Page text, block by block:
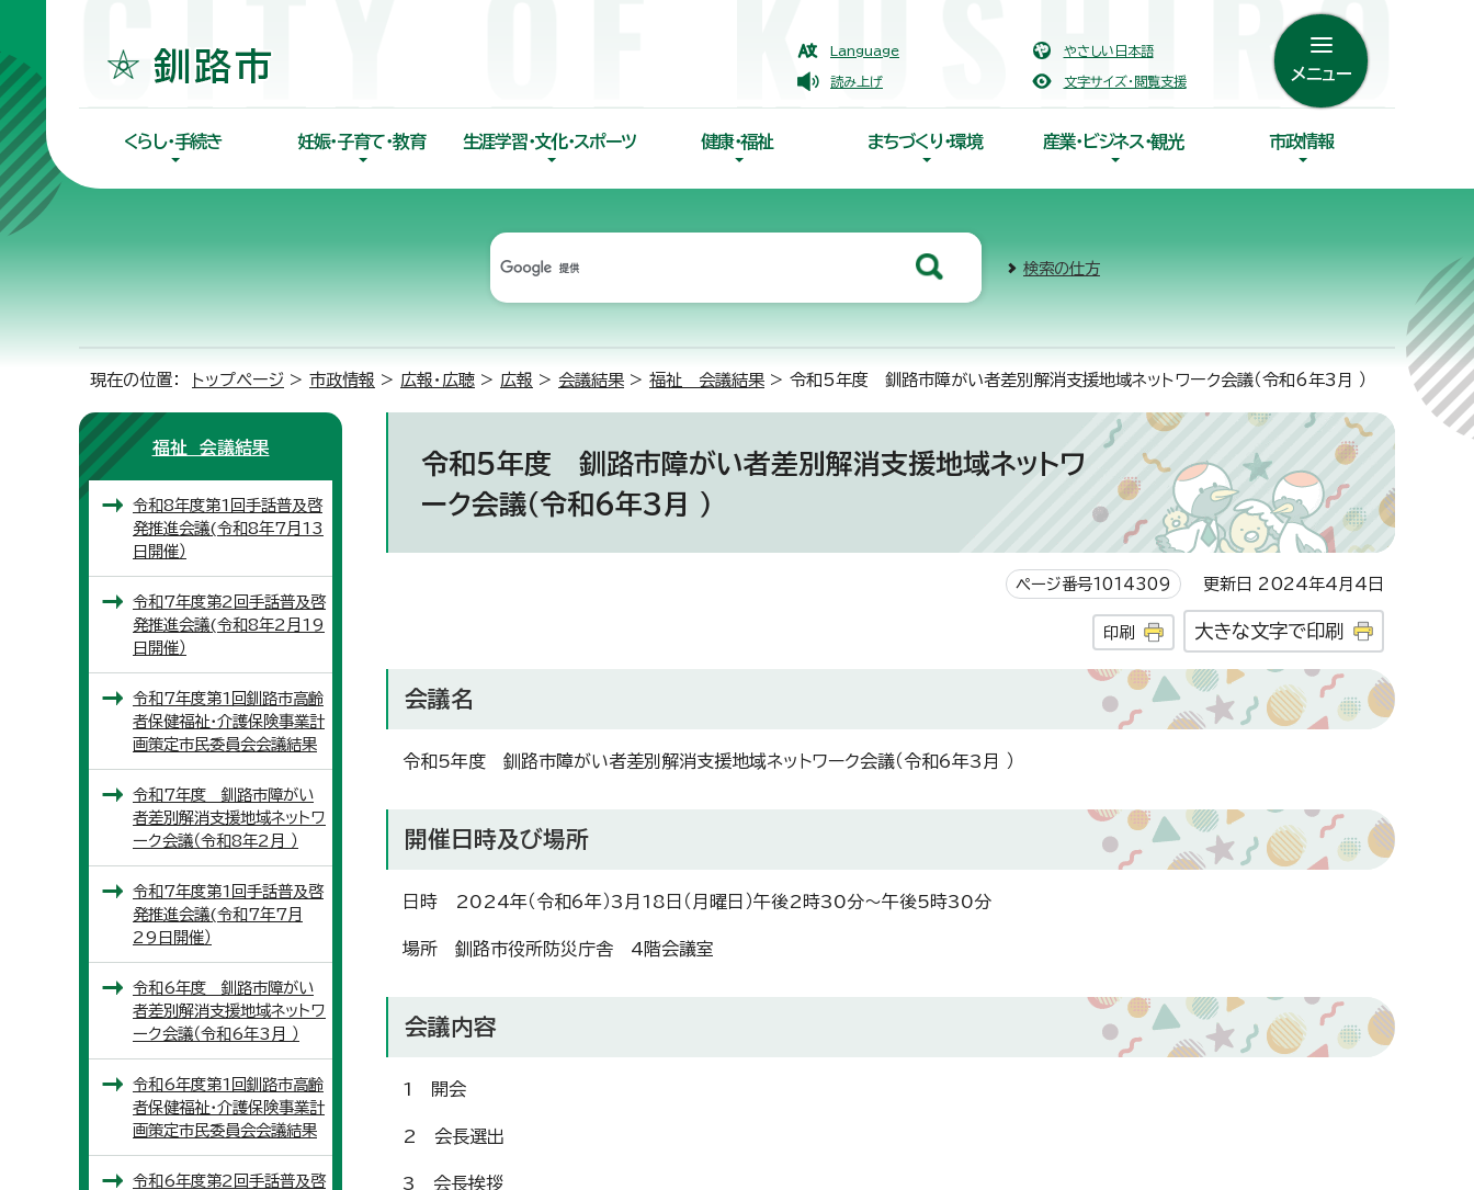
Language やさしい日本語
読み上げ 文字サイズ・閲覧支援 メニュー
くらし・手続き 妊娠・子育て・教育 生涯学習・文化・スポーツ 健康・福祉 まちづくり・環境 産業・ビジネス・観光 市政情報
検索の仕方
現在の位置： トップページ > 市政情報 > 広報・広聴 > 広報 > 会議結果 > 福祉 会議結果 > 令和5年度 釧路市障がい者差別解消支援地域ネットワーク会議（令和6年3月 ）
令和5年度 釧路市障がい者差別解消支援地域ネットワ
ーク会議（令和6年3月 ）
ページ番号1014309 更新日 2024年4月4日
印刷 大きな文字で印刷
会議名
令和5年度 釧路市障がい者差別解消支援地域ネットワーク会議（令和6年3月 ）
開催日時及び場所
日時 2024年（令和6年）3月18日（月曜日）午後2時30分～午後5時30分
場所 釧路市役所防災庁舎 4階会議室
会議内容
1 開会
2 会長選出
3 会長挨拶
福祉 会議結果
令和8年度第1回手話普及啓
発推進会議(令和8年7月13
日開催）
令和7年度第2回手話普及啓
発推進会議(令和8年2月19
日開催）
令和7年度第1回釧路市高齢
者保健福祉・介護保険事業計
画策定市民委員会会議結果
令和7年度 釧路市障がい
者差別解消支援地域ネットワ
ーク会議（令和8年2月 ）
令和7年度第1回手話普及啓
発推進会議(令和7年7月
29日開催）
令和6年度 釧路市障がい
者差別解消支援地域ネットワ
ーク会議（令和6年3月 ）
令和6年度第1回釧路市高齢
者保健福祉・介護保険事業計
画策定市民委員会会議結果
令和6年度第2回手話普及啓